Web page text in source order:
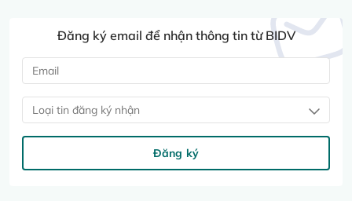
Đăng ký email để nhận thông tin từ BIDV
Loại tin đăng ký nhận
Đăng ký